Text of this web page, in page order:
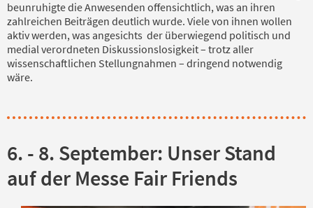
beunruhigte die Anwesenden offensichtlich, was an ihren
zahlreichen Beiträgen deutlich wurde. Viele von ihnen wollen
aktiv werden, was angesichts der überwiegend politisch und
medial verordneten Diskussionslosigkeit – trotz aller
wissenschaftlichen Stellungnahmen – dringend notwendig
wäre.
6. - 8. September: Unser Stand
auf der Messe Fair Friends